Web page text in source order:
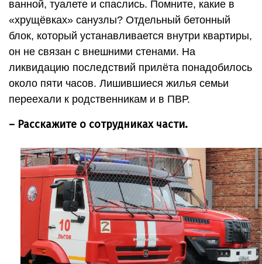
ванной, туалете и спаслись. Помните, какие в
«хрущёвках» санузлы? Отдельный бетонный
блок, который устанавливается внутри квартиры,
он не связан с внешними стенами. На
ликвидацию последствий прилёта понадобилось
около пяти часов. Лишившиеся жилья семьи
переехали к родственникам и в ПВР.
– Расскажите о сотрудниках части.